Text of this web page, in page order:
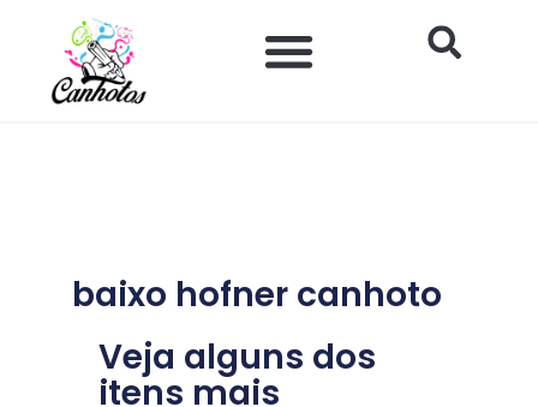
baixo hofner canhoto
Veja alguns dos
itens mais